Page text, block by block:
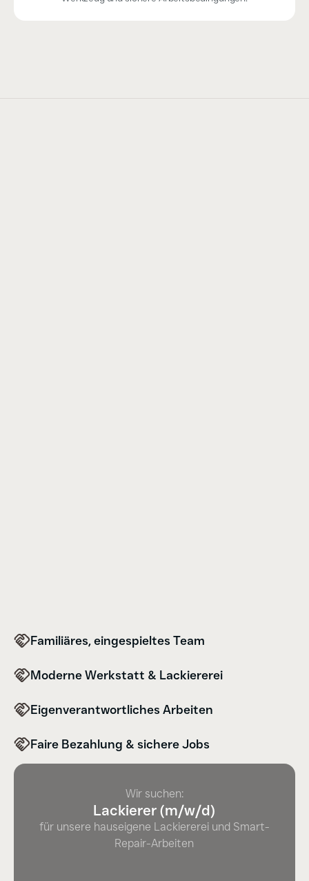
Familiäres, eingespieltes Team
Moderne Werkstatt & Lackiererei
Eigenverantwortliches Arbeiten
Faire Bezahlung & sichere Jobs
Wir suchen:
Lackierer (m/w/d)
für unsere hauseigene Lackiererei und Smart-
Repair-Arbeiten